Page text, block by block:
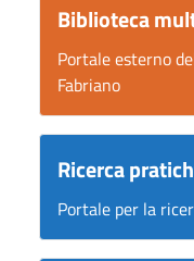
Biblioteca
Portale esterno
Fabriano
Ricerca
Portale per la